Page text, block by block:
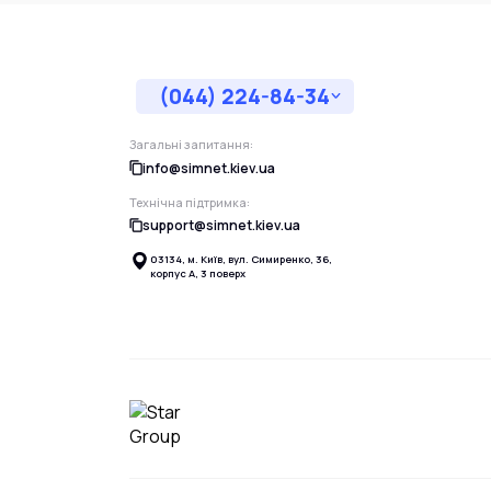
(044) 224-84-34
Загальні запитання:
info@simnet.kiev.ua
Технічна підтримка:
support@simnet.kiev.ua
03134, м. Київ, вул. Симиренко, 36,
корпус А, 3 поверх